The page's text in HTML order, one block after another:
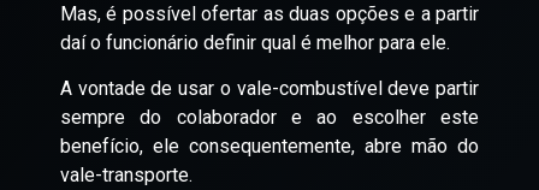
Mas, é possível ofertar as duas opções e a partir
daí o funcionário definir qual é melhor para ele.
A vontade de usar o vale-combustível deve partir
sempre do colaborador e ao escolher este
benefício, ele consequentemente, abre mão do
vale-transporte.